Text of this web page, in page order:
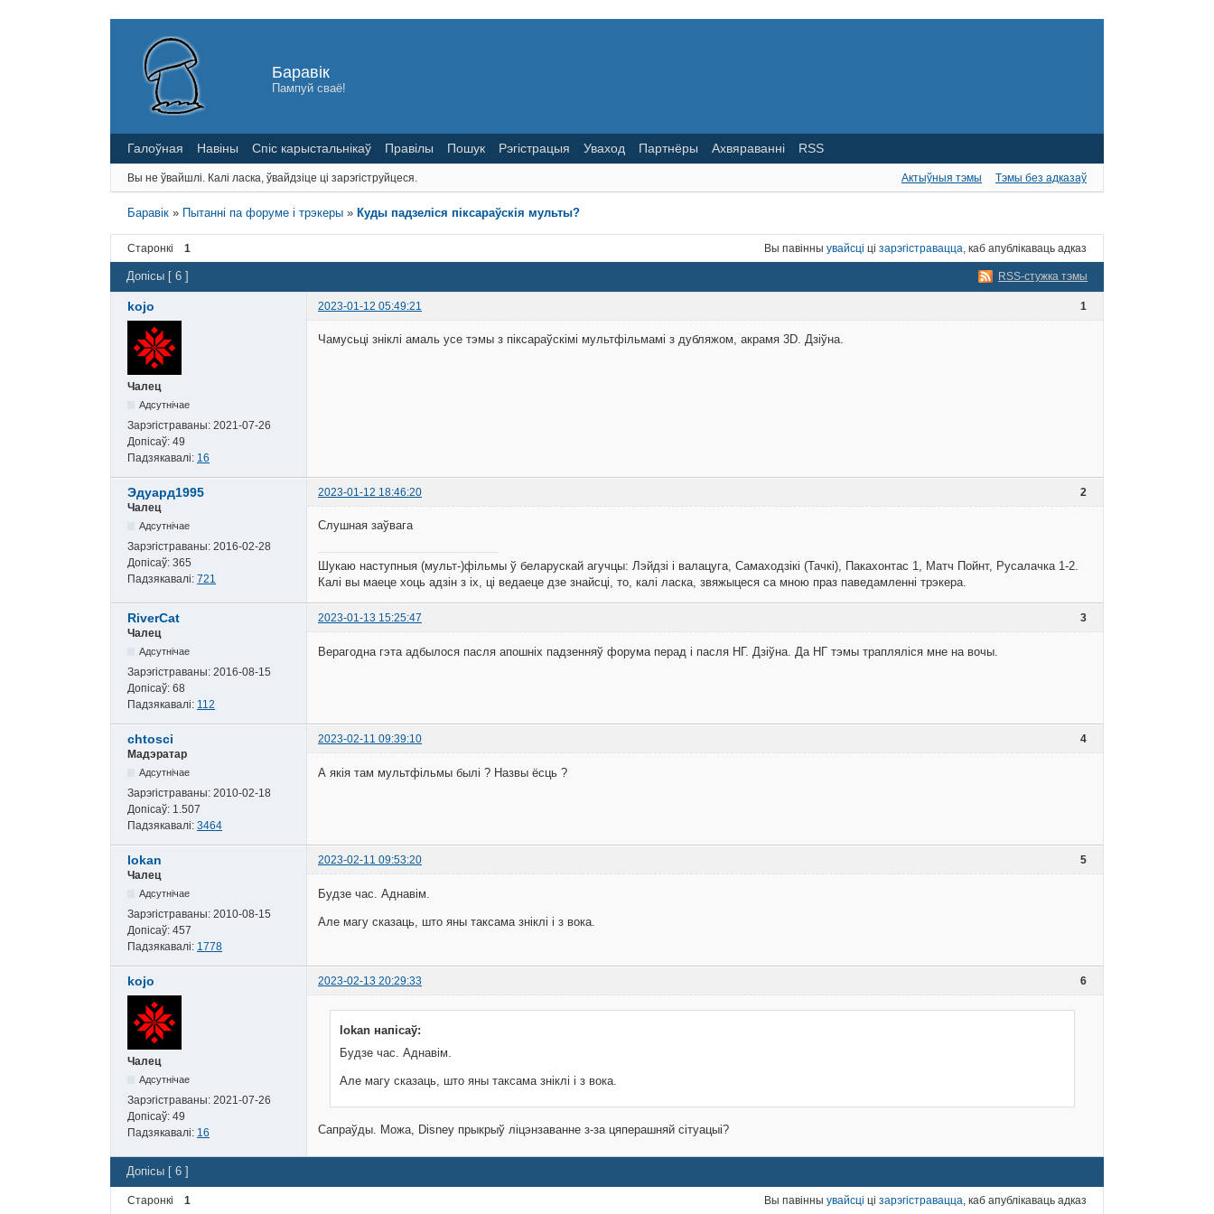
Баравік
Пампуй сваё!
Галоўная Навіны Спіс карыстальнікаў Правілы Пошук Рэгістрацыя Уваход Партнёры Ахвяраванні RSS
Вы не ўвайшлі. Калі ласка, ўвайдзіце ці зарэгіструйцеся. Актыўныя тэмы Тэмы без адказаў
Баравік » Пытанні па форуме і трэкеры » Куды падзеліся піксараўскія мульты?
Старонкі 1 Вы павінны увайсці ці зарэгістравацца , каб апублікаваць адказ
RSS-стужка тэмы
Допісы [ 6 ]
1
kojo 2023-01-12 05:49:21
Чалец
Адсутнічае
Зарэгістраваны: 2021-07-26
Допісаў: 49
Падзякавалі: 16
Чамусьці зніклі амаль усе тэмы з піксараўскімі мультфільмамі з дубляжом, акрамя 3D. Дзіўна.
2
Эдуард1995
2023-01-12 18:46:20
Чалец
Адсутнічае
Зарэгістраваны: 2016-02-28
Допісаў: 365
Падзякавалі: 721
Слушная заўвага
Шукаю наступныя (мульт-)фільмы ў беларускай агучцы: Лэйдзі і валацуга, Самаходзікі (Тачкі), Пакахонтас 1, Матч Пойнт, Русалачка 1-2.
Калі вы маеце хоць адзін з іх, ці ведаеце дзе знайсці, то, калі ласка, звяжыцеся са мною праз паведамленні трэкера.
3
RiverCat
2023-01-13 15:25:47
Чалец
Адсутнічае
Зарэгістраваны: 2016-08-15
Допісаў: 68
Падзякавалі: 112
Верагодна гэта адбылося пасля апошніх падзенняў форума перад і пасля НГ. Дзіўна. Да НГ тэмы трапляліся мне на вочы.
4
chtosci
2023-02-11 09:39:10
Мадэратар
Адсутнічае
Зарэгістраваны: 2010-02-18
Допісаў: 1.507
Падзякавалі: 3464
А якія там мультфільмы былі ? Назвы ёсць ?
5
lokan
2023-02-11 09:53:20
Чалец
Адсутнічае
Зарэгістраваны: 2010-08-15
Допісаў: 457
Падзякавалі: 1778
Будзе час. Аднавім.
Але магу сказаць, што яны таксама зніклі і з вока.
6
kojo 2023-02-13 20:29:33
Чалец
Адсутнічае
Зарэгістраваны: 2021-07-26
Допісаў: 49
Падзякавалі: 16
lokan напісаў:
Будзе час. Аднавім.
Але магу сказаць, што яны таксама зніклі і з вока.
Сапраўды. Можа, Disney прыкрыў ліцэнзаванне з-за цяперашняй сітуацыі?
Допісы [ 6 ]
Старонкі 1 Вы павінны увайсці ці зарэгістравацца , каб апублікаваць адказ